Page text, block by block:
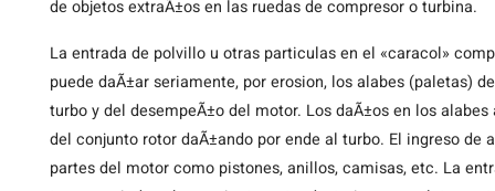
de objetos extraÃ±os en las ruedas de compresor o turbina.
La entrada de polvillo u otras particulas en el «caracol»
puede daÃ±ar seriamente, por erosion, los alabes (paletas)
turbo y del desempeÃ±o del motor. Los daÃ±os en los
del conjunto rotor daÃ±ando por ende al turbo. El ingreso de
partes del motor como pistones, anillos, camisas, etc. La